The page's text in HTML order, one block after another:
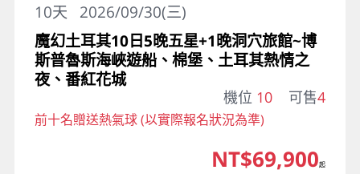
2026/09/30(三)
10天
魔幻土耳其10日5晚五星+1晚洞穴旅館~博
斯普魯斯海峽遊船、棉堡、土耳其熱情之
夜、番紅花城
機位 10 可售4
前十名贈送熱氣球 (以實際報名狀況為準)
NT$69,900起